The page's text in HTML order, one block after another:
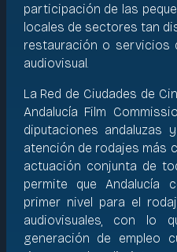
participación de las
locales de sectores tan
restauración o servicios
audiovisual.
La Red de Ciudades de
Andalucía Film
diputaciones
atención de rodajes más
actuación conjunta de
permite que Andalucía
primer nivel para el
audiovisuales, con lo
generación de empleo